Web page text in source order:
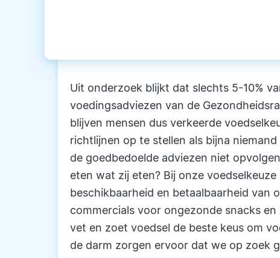
Uit onderzoek blijkt dat slechts 5-10%
voedingsadviezen van de
blijven mensen dus verkeerde
richtlijnen op te stellen als bijna
de goedbedoelde adviezen niet
eten wat zij eten? Bij onze
beschikbaarheid en betaalbaarheid van
commercials voor ongezonde snacks
vet en zoet voedsel de beste keus om
de darm zorgen ervoor dat we op zoek